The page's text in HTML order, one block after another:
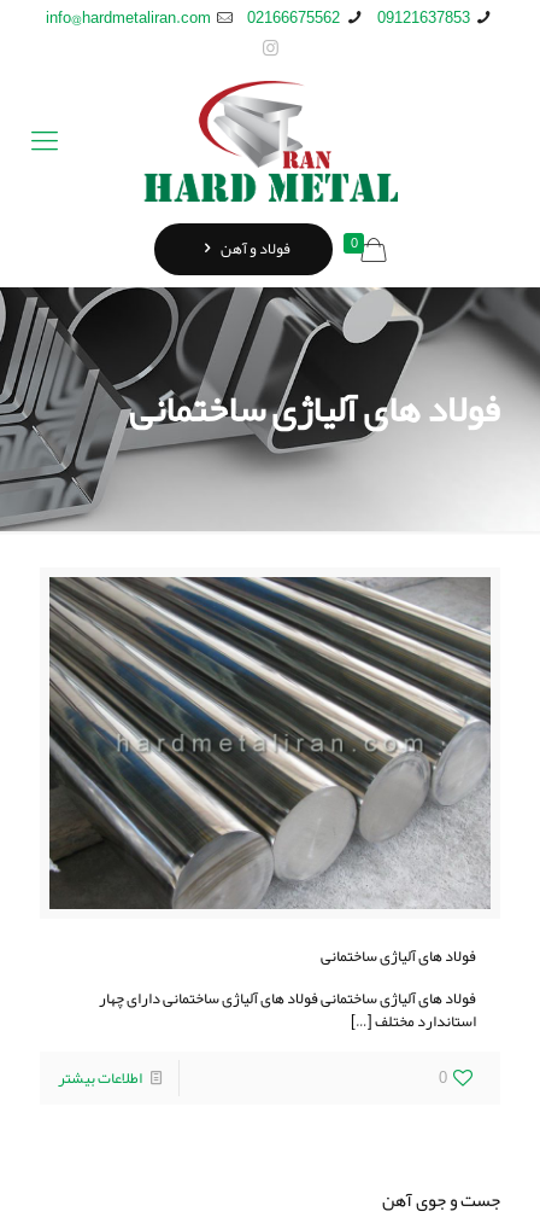
09121637853
02166675562
info@hardmetaliran.com
0 فولاد و آهن
فولاد های آلیاژی ساختمانی
فولاد های آلیاژی ساختمانی
فولاد های آلیاژی ساختمانی فولاد های آلیاژی ساختمانی دارای چهار
استاندارد مختلف[…]
0
اطلاعات بیشتر
جست و جوی آهن